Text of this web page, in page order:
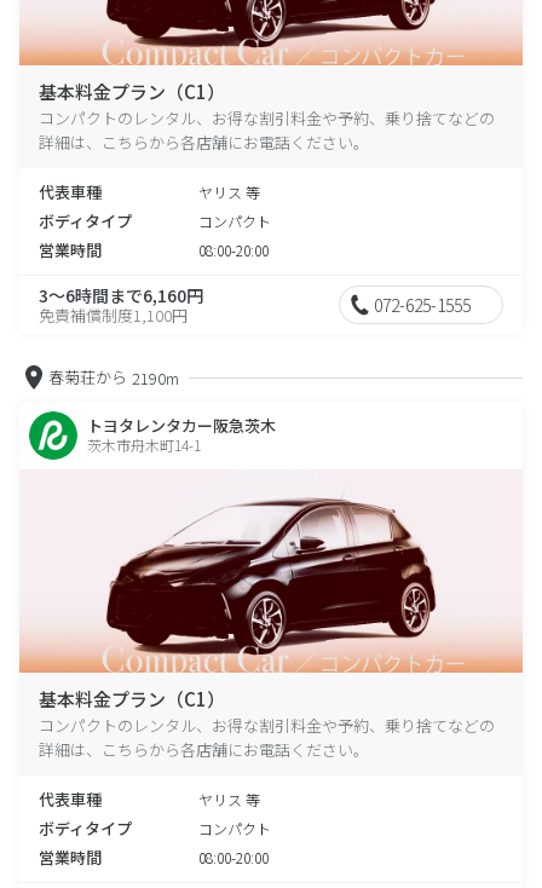
基本料金プラン（C1）
コンパクトのレンタル、お得な割引料金や予約、乗り捨てなどの
詳細は、こちらから各店舗にお電話ください。
代表車種 ヤリス 等
ボディタイプ コンパクト
営業時間 08:00-20:00
3～6時間まで6,160円
免責補償制度1,100円 072-625-1555
春菊荘から 2190m
トヨタレンタカー阪急茨木
茨木市舟木町14-1
基本料金プラン（C1）
コンパクトのレンタル、お得な割引料金や予約、乗り捨てなどの
詳細は、こちらから各店舗にお電話ください。
代表車種 ヤリス 等
ボディタイプ コンパクト
営業時間 08:00-20:00